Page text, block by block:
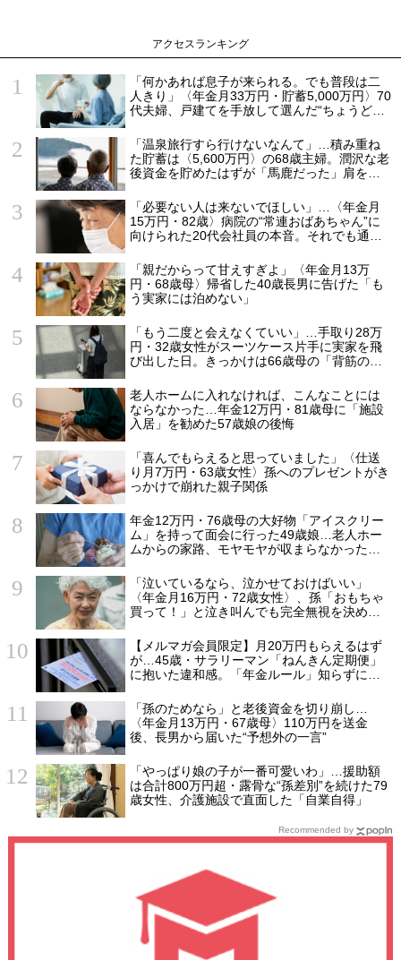
アクセスランキング
「何かあれば息子が来られる。でも普段は二
人きり」〈年金月33万円・貯蓄5,000万円〉70
代夫婦、戸建てを手放して選んだ“ちょうどい
「温泉旅行すら行けないなんて」…積み重ね
た貯蓄は〈5,600万円〉の68歳主婦。潤沢な老
後資金を貯めたはずが「馬鹿だった」肩を落
「必要ない人は来ないでほしい」…〈年金月
15万円・82歳〉病院の“常連おばあちゃん”に
向けられた20代会社員の本音。それでも通い
「親だからって甘えすぎよ」〈年金月13万
円・68歳母〉帰省した40歳長男に告げた「も
う実家には泊めない」
「もう二度と会えなくていい」…手取り28万
円・32歳女性がスーツケース片手に実家を飛
び出した日。きっかけは66歳母の「背筋の凍
老人ホームに入れなければ、こんなことには
ならなかった…年金12万円・81歳母に「施設
入居」を勧めた57歳娘の後悔
「喜んでもらえると思っていました」〈仕送
り月7万円・63歳女性〉孫へのプレゼントがき
っかけで崩れた親子関係
年金12万円・76歳母の大好物「アイスクリー
ム」を持って面会に行った49歳娘…老人ホー
ムからの家路、モヤモヤが収まらなかったワ
「泣いているなら、泣かせておけばいい」
〈年金月16万円・72歳女性〉、孫「おもちゃ
買って！」と泣き叫んでも完全無視を決め込
【メルマガ会員限定】月20万円もらえるはず
が…45歳・サラリーマン「ねんきん定期便」
に抱いた違和感。「年金ルール」知らずにそ
額に唖然「何かの間違いでは？」
「孫のためなら」と老後資金を切り崩し…
〈年金月13万円・67歳母〉110万円を送金
後、長男から届いた“予想外の一言”
「やっぱり娘の子が一番可愛いわ」…援助額
は合計800万円超・露骨な“孫差別”を続けた79
歳女性、介護施設で直面した「自業自得」
Recommended by